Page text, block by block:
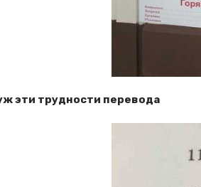
эти трудности перевода